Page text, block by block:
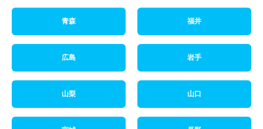
青森 福井
広島 岩手
山梨 山口